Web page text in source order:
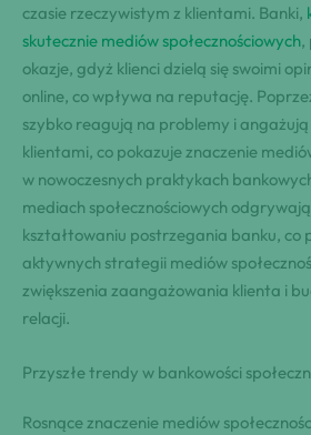
czasie rzeczywistym z klientami. Banki,
skutecznie mediów społecznościowych,
okazje, gdyż klienci dzielą się swoimi
online, co wpływa na reputację.
szybko reagują na problemy i angażują
klientami, co pokazuje znaczenie
w nowoczesnych praktykach
mediach społecznościowych
kształtowaniu postrzegania banku, co
aktywnych strategii mediów
zwiększenia zaangażowania klienta i
relacji.
Przyszłe trendy w bankowości
Rosnące znaczenie mediów